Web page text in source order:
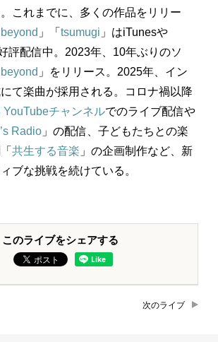
これまでに、多くの作品をリリー
beyond 」「 tsumugi 」はiTunesや
評配信中。2023年、10年ぶりのソ
beyond 」をリリース。2025年、イン
て楽曲が採用される。コロナ禍以降
YouTubeチャンネルでのライブ配信や
Radio 」の配信、子どもたちとの楽
共生する音楽 」の企画制作など、新
ブな挑戦を続けている。
このライブをシェアする
次のライブ